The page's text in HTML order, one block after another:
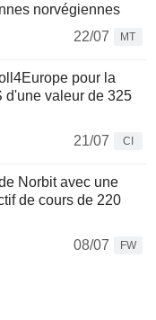
norvégiennes
22/07
MT
pour la
d'une valeur de 325
21/07
CI
Norbit avec une
de cours de 220
08/07
FW